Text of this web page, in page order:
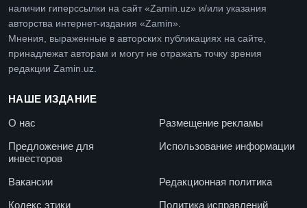
наличии гиперссылки на сайт «Zamin.uz» и/или указания
авторства интернет-издания «Zamin».
Мнения, выраженные в авторских публикациях на сайте,
принадлежат авторам и могут не отражать точку зрения
редакции Zamin.uz.
НАШЕ ИЗДАНИЕ
О нас
Размещение рекламы
Предложение для
инвесторов
Использование информации
Вакансии
Редакционная политика
Кодекс этики
Политика исправлений